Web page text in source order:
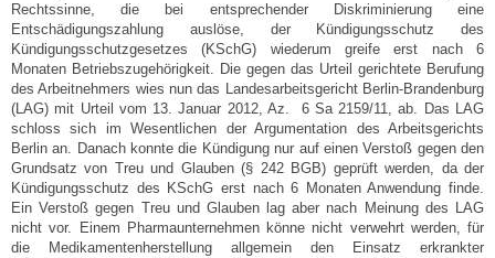
Rechtssinne, die bei entsprechender Diskriminierung eine
Entschädigungszahlung auslöse, der Kündigungsschutz des
Kündigungsschutzgesetzes (KSchG) wiederum greife erst nach 6
Monaten Betriebszugehörigkeit. Die gegen das Urteil gerichtete Berufung
des Arbeitnehmers wies nun das Landesarbeitsgericht Berlin-Brandenburg
(LAG) mit Urteil vom 13. Januar 2012, Az. 6 Sa 2159/11, ab. Das LAG
schloss sich im Wesentlichen der Argumentation des Arbeitsgerichts
Berlin an. Danach konnte die Kündigung nur auf einen Verstoß gegen den
Grundsatz von Treu und Glauben (§ 242 BGB) geprüft werden, da der
Kündigungsschutz des KSchG erst nach 6 Monaten Anwendung finde.
Ein Verstoß gegen Treu und Glauben lag aber nach Meinung des LAG
nicht vor. Einem Pharmaunternehmen könne nicht verwehrt werden, für
die Medikamentenherstellung allgemein den Einsatz erkrankter